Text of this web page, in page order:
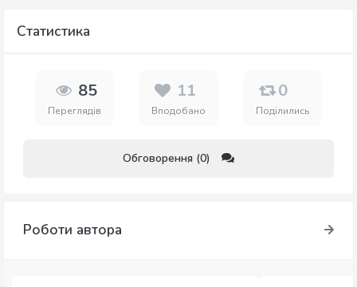
Статистика
85
Переглядів
11
Вподобано
0
Поділились
Обговорення (0)
Роботи автора